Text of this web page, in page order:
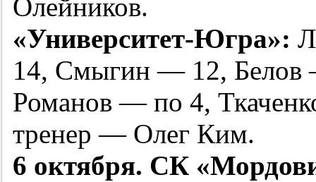
Олейников.
«Университет-Югра»:
14, Смыгин — 12,
Романов — по 4,
тренер — Олег Ким.
6 октября. СК